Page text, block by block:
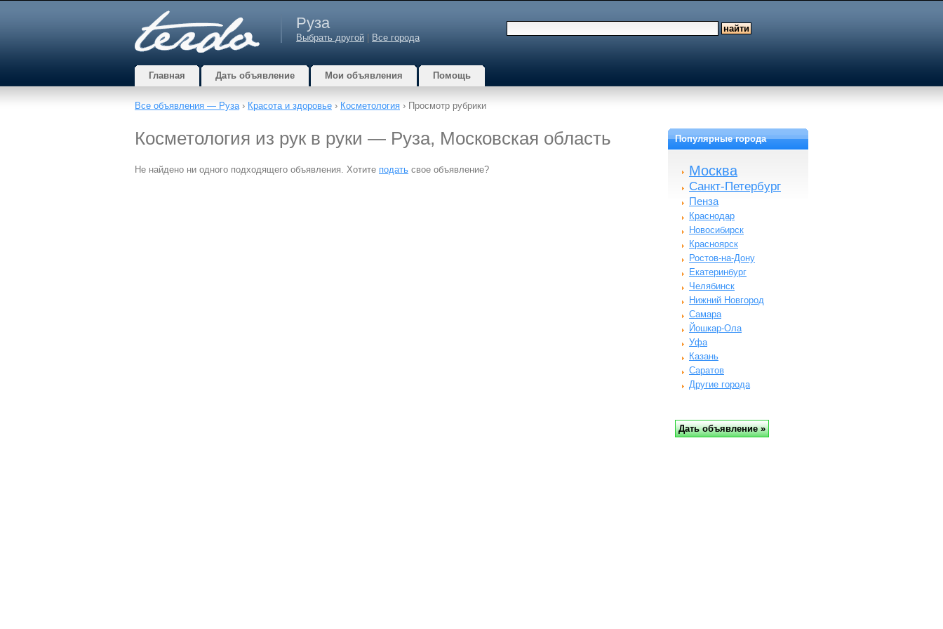
Руза
Выбрать другой Все города
Главная Дать объявление Мои объявления Помощь
Все объявления — Руза› Красота и здоровье › Косметология › Просмотр рубрики
Косметология из рук в руки — Руза, Московская область
Не найдено ни одного подходящего объявления. Хотите подать свое объявление?
Популярные города
Москва
Санкт-Петербург
Пенза
Краснодар
Новосибирск
Красноярск
Ростов-на-Дону
Екатеринбург
Челябинск
Нижний Новгород
Самара
Йошкар-Ола
Уфа
Казань
Саратов
Другие города